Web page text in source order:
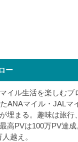
ー
イル生活を楽しむブ
ANAマイル・JALマ
埋まる。趣味は旅行
高PVは100万PV達成
越え。